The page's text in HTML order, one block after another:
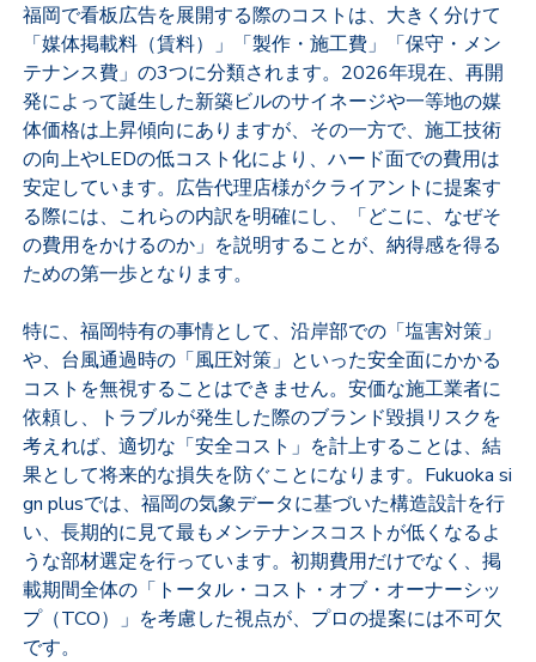
福岡で看板広告を展開する際のコストは、大きく分けて
「媒体掲載料（賃料）」「製作・施工費」「保守・メン
テナンス費」の3つに分類されます。2026年現在、再開
発によって誕生した新築ビルのサイネージや一等地の媒
体価格は上昇傾向にありますが、その一方で、施工技術
の向上やLEDの低コスト化により、ハード面での費用は
安定しています。広告代理店様がクライアントに提案す
る際には、これらの内訳を明確にし、「どこに、なぜそ
の費用をかけるのか」を説明することが、納得感を得る
ための第一歩となります。
特に、福岡特有の事情として、沿岸部での「塩害対策」
や、台風通過時の「風圧対策」といった安全面にかかる
コストを無視することはできません。安価な施工業者に
依頼し、トラブルが発生した際のブランド毀損リスクを
考えれば、適切な「安全コスト」を計上することは、結
果として将来的な損失を防ぐことになります。Fukuoka si
gn plusでは、福岡の気象データに基づいた構造設計を行
い、長期的に見て最もメンテナンスコストが低くなるよ
うな部材選定を行っています。初期費用だけでなく、掲
載期間全体の「トータル・コスト・オブ・オーナーシッ
プ（TCO）」を考慮した視点が、プロの提案には不可欠
です。